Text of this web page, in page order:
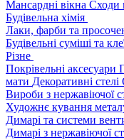
Мансардні вікна Сходи
Будівельна хімія
Лаки, фарби та
Будівельні суміші та
Різне
Покрівельні аксесуари
мати Декоративні стелі
Вироби з нержавіючої
Художнє кування
Димарі та системи
Димарі з нержавіючої